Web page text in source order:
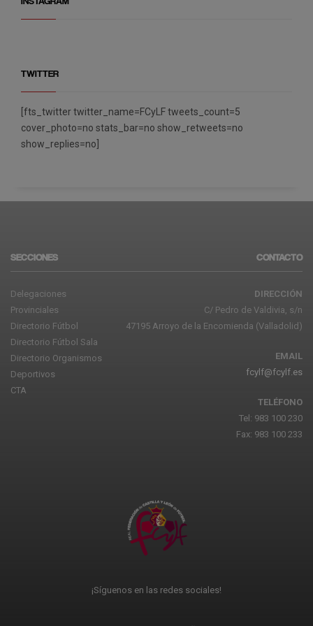
TWITTER
[fts_twitter twitter_name=FCyLF tweets_count=5
cover_photo=no stats_bar=no show_retweets=no
show_replies=no]
SECCIONES
Delegaciones
Provinciales
Directorio Fútbol
Directorio Fútbol Sala
Directorio Organismos
Deportivos
CTA
CONTACTO
DIRECCIÓN
C/ Pedro de Valdivia, s/n
47195 Arroyo de la Encomienda (Valladolid)
EMAIL
fcylf@fcylf.es
TELÉFONO
Tel: 983 100 230
Fax: 983 100 233
¡Síguenos en las redes sociales!